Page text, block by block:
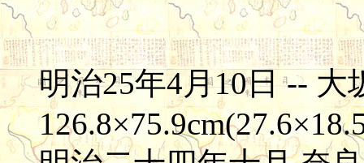
明治25年4月10日 --